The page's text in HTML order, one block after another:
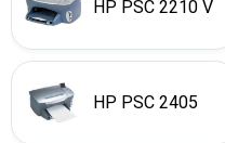
HP PSC 2210 V
HP PSC 2405